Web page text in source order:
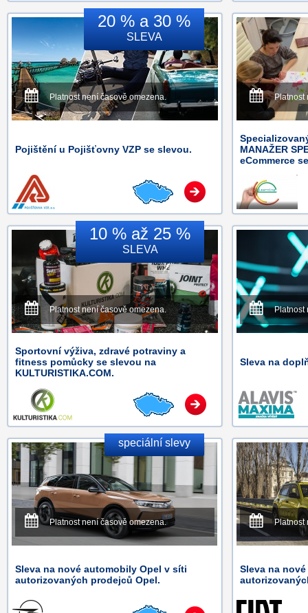
20 % a 30 %
SLEVA
Platnost není časově omezena.
Pojištění u Pojišťovny VZP se slevou.
Platnost
MANAŽER
eCommerce
10 % až 25 %
SLEVA
Platnost není časově omezena.
Sportovní výživa, zdravé potraviny a
fitness pomůcky se slevou na
KULTURISTIKA.COM.
Platnost
Sleva na
speciální slevy
Platnost není časově omezena.
Sleva na nové automobily Opel v síti
autorizovaných prodejců Opel.
Platnost
Sleva na